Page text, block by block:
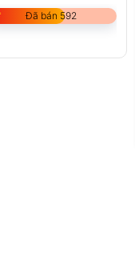
Đã bán 592